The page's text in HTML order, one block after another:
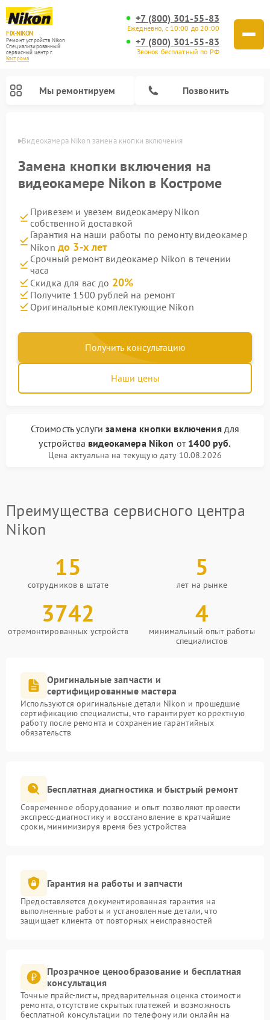
FIX-NIKON
Ремонт устройств Nikon
Специализированный
cервисный центр г.
Кострома
+7 (800) 301-55-83
Ежедневно, с 10:00 до 20:00
+7 (800) 301-55-83
Звонок бесплатный по РФ
Мы ремонтируем Позвонить
Видеокамера Nikon замена кнопки включения
Замена кнопки включения на
видеокамере Nikon в Костроме
Привезем и увезем видеокамеру Nikon
собственной доставкой
Гарантия на наши работы по ремонту видеокамер
Nikon до 3-х лет
Срочный ремонт видеокамер Nikon в течении
часа
Скидка для вас до 20%
Получите 1500 рублей на ремонт
Оригинальные комплектующие Nikon
Получить консультацию
Наши цены
Стоимость услугизамена кнопки включениядля
устройства видеокамера Nikon от 1400 руб.
Цена актуальна на текущую дату 10.08.2026
Преимущества сервисного центра
Nikon
15
сотрудников в штате
5
лет на рынке
3742
отремонтированных устройств
4
минимальный опыт работы
специалистов
Оригинальные запчасти и
сертифицированные мастера
Используются оригинальные детали Nikon и прошедшие
сертификацию специалисты, что гарантирует корректную
работу после ремонта и сохранение гарантийных
обязательств
Бесплатная диагностика и быстрый ремонт
Современное оборудование и опыт позволяют провести
экспресс-диагностику и восстановление в кратчайшие
сроки, минимизируя время без устройства
Гарантия на работы и запчасти
Предоставляется документированная гарантия на
выполненные работы и установленные детали, что
защищает клиента от повторных неисправностей
Прозрачное ценообразование и бесплатная
консультация
Точные прайс-листы, предварительная оценка стоимости
ремонта, отсутствие скрытых платежей и возможность
бесплатной консультации по телефону или онлайн на